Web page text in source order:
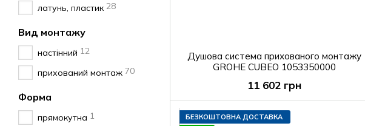
Душова система прихованого монтажу
GROHE CUBEO 1053350000
11 602 грн
БЕЗКОШТОВНА ДОСТАВКА
латунь, пластик 28
Вид монтажу
настінний 12
прихований монтаж 70
Форма
прямокутна 1